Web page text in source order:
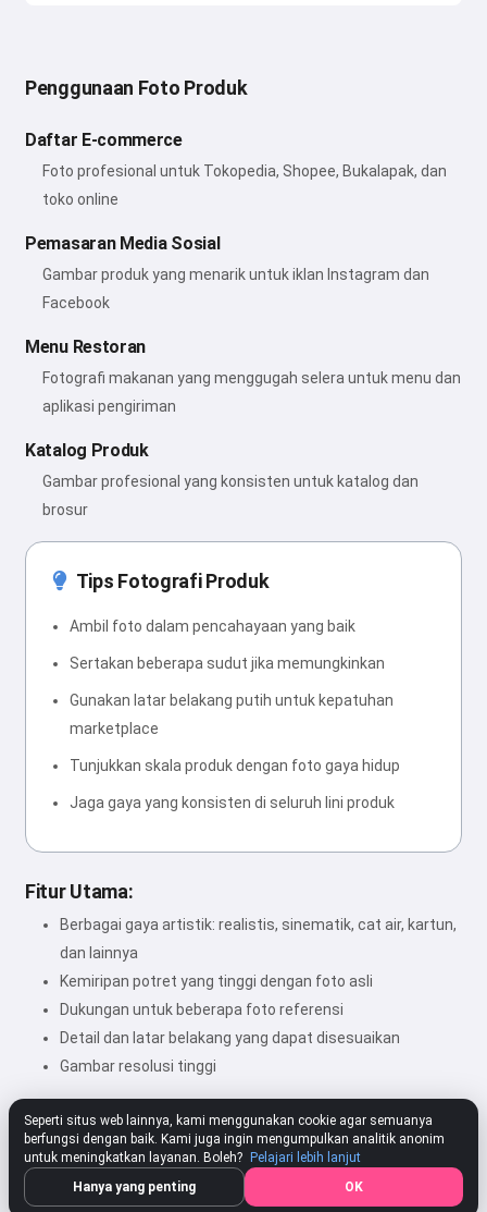
Penggunaan Foto Produk
Daftar E-commerce
Foto profesional untuk Tokopedia, Shopee, Bukalapak, dan
toko online
Pemasaran Media Sosial
Gambar produk yang menarik untuk iklan Instagram dan
Facebook
Menu Restoran
Fotografi makanan yang menggugah selera untuk menu dan
aplikasi pengiriman
Katalog Produk
Gambar profesional yang konsisten untuk katalog dan
brosur
Tips Fotografi Produk
Ambil foto dalam pencahayaan yang baik
Sertakan beberapa sudut jika memungkinkan
Gunakan latar belakang putih untuk kepatuhan
marketplace
Tunjukkan skala produk dengan foto gaya hidup
Jaga gaya yang konsisten di seluruh lini produk
Fitur Utama:
Berbagai gaya artistik: realistis, sinematik, cat air, kartun,
dan lainnya
Kemiripan potret yang tinggi dengan foto asli
Dukungan untuk beberapa foto referensi
Detail dan latar belakang yang dapat disesuaikan
Gambar resolusi tinggi
★★★★★4.80312 Pengaturan Beri Nilai
Seperti situs web lainnya, kami menggunakan cookie agar semuanya
berfungsi dengan baik. Kami juga ingin mengumpulkan analitik anonim
untuk meningkatkan layanan. Boleh?
Pelajari lebih lanjut
Hanya yang penting
OK